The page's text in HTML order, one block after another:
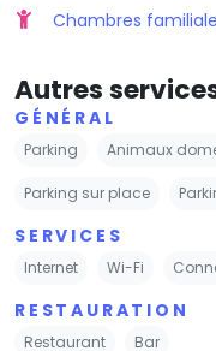
Chambres
Autres
GÉNÉRAL
Parking Animaux
Parking sur place
SERVICES
Internet Wi-Fi
RESTAURATION
Restaurant Bar